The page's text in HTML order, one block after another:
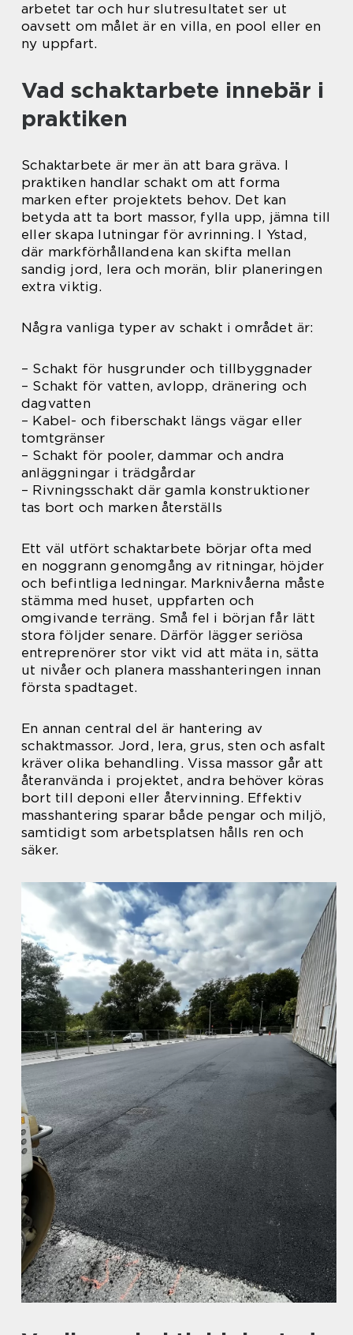
arbetet tar och hur slutresultatet ser ut
oavsett om målet är en villa, en pool eller en
ny uppfart.
Vad schaktarbete innebär i
praktiken
Schaktarbete är mer än att bara gräva. I
praktiken handlar schakt om att forma
marken efter projektets behov. Det kan
betyda att ta bort massor, fylla upp, jämna till
eller skapa lutningar för avrinning. I Ystad,
där markförhållandena kan skifta mellan
sandig jord, lera och morän, blir planeringen
extra viktig.
Några vanliga typer av schakt i området är:
– Schakt för husgrunder och tillbyggnader
– Schakt för vatten, avlopp, dränering och
dagvatten
– Kabel- och fiberschakt längs vägar eller
tomtgränser
– Schakt för pooler, dammar och andra
anläggningar i trädgårdar
– Rivningsschakt där gamla konstruktioner
tas bort och marken återställs
Ett väl utfört schaktarbete börjar ofta med
en noggrann genomgång av ritningar, höjder
och befintliga ledningar. Marknivåerna måste
stämma med huset, uppfarten och
omgivande terräng. Små fel i början får lätt
stora följder senare. Därför lägger seriösa
entreprenörer stor vikt vid att mäta in, sätta
ut nivåer och planera masshanteringen innan
första spadtaget.
En annan central del är hantering av
schaktmassor. Jord, lera, grus, sten och asfalt
kräver olika behandling. Vissa massor går att
återanvända i projektet, andra behöver köras
bort till deponi eller återvinning. Effektiv
masshantering sparar både pengar och miljö,
samtidigt som arbetsplatsen hålls ren och
säker.